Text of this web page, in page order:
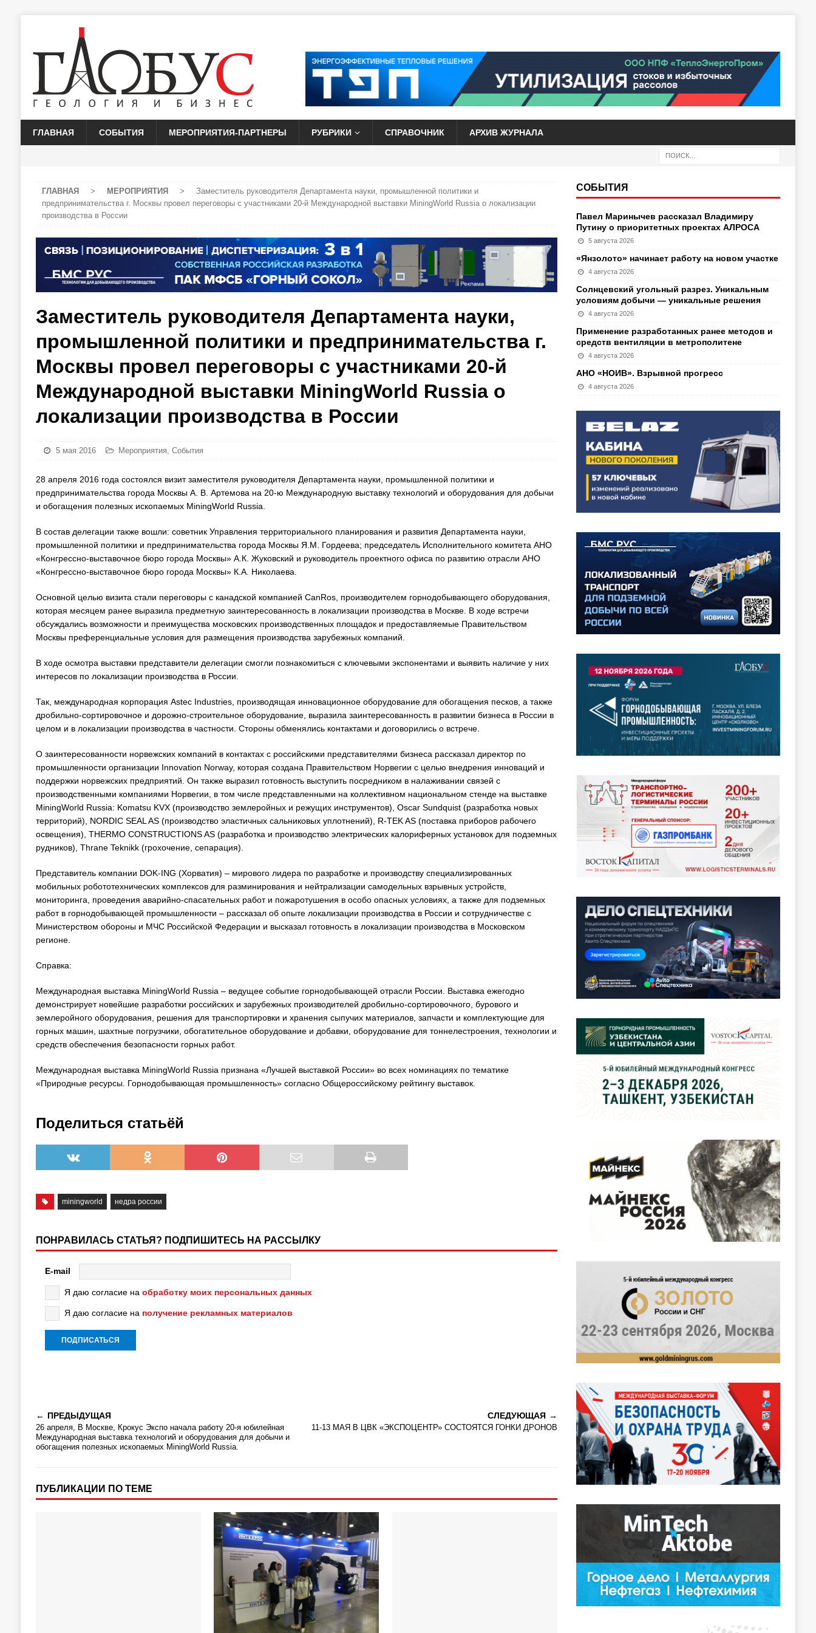
ГЛАВНАЯ СОБЫТИЯ МЕРОПРИЯТИЯ-ПАРТНЕРЫ РУБРИКИ СПРАВОЧНИК АРХИВ ЖУРНАЛА
ГЛАВНАЯ > МЕРОПРИЯТИЯ >
Заместитель руководителя Департамента науки, промышленной политики и
предпринимательства г. Москвы провел переговоры с участниками 20-й Международной выставки MiningWorld Russia о локализации
производства в России
Заместитель руководителя Департамента науки,
промышленной политики и предпринимательства г.
Москвы провел переговоры с участниками 20-й
Международной выставки MiningWorld Russia о
локализации производства в России
5 мая 2016 Мероприятия, События
28 апреля 2016 года состоялся визит заместителя руководителя Департамента науки, промышленной политики и
предпринимательства города Москвы А. В. Артемова на 20-ю Международную выставку технологий и оборудования для добычи
и обогащения полезных ископаемых MiningWorld Russia.
В состав делегации также вошли: советник Управления территориального планирования и развития Департамента науки,
промышленной политики и предпринимательства города Москвы Я.М. Гордеева; председатель Исполнительного комитета АНО
«Конгрессно-выставочное бюро города Москвы» А.К. Жуковский и руководитель проектного офиса по развитию отрасли АНО
«Конгрессно-выставочное бюро города Москвы» К.А. Николаева.
Основной целью визита стали переговоры с канадской компанией CanRos, производителем горнодобывающего оборудования,
которая месяцем ранее выразила предметную заинтересованность в локализации производства в Москве. В ходе встречи
обсуждались возможности и преимущества московских производственных площадок и предоставляемые Правительством
Москвы преференциальные условия для размещения производства зарубежных компаний.
В ходе осмотра выставки представители делегации смогли познакомиться с ключевыми экспонентами и выявить наличие у них
интересов по локализации производства в России.
Так, международная корпорация Astec Industries, производящая инновационное оборудование для обогащения песков, а также
дробильно-сортировочное и дорожно-строительное оборудование, выразила заинтересованность в развитии бизнеса в России в
целом и в локализации производства в частности. Стороны обменялись контактами и договорились о встрече.
О заинтересованности норвежских компаний в контактах с российскими представителями бизнеса рассказал директор по
промышленности организации Innovation Norway, которая создана Правительством Норвегии с целью внедрения инноваций и
поддержки норвежских предприятий. Он также выразил готовность выступить посредником в налаживании связей с
производственными компаниями Норвегии, в том числе представленными на коллективном национальном стенде на выставке
MiningWorld Russia: Komatsu KVX (производство землеройных и режущих инструментов), Oscar Sundquist (разработка новых
территорий), NORDIC SEAL AS (производство эластичных сальниковых уплотнений), R-TEK AS (поставка приборов рабочего
освещения), THERMO CONSTRUCTIONS AS (разработка и производство электрических калориферных установок для подземных
рудников), Thrane Teknikk (грохочение, сепарация).
Представитель компании DOK-ING (Хорватия) – мирового лидера по разработке и производству специализированных
мобильных робототехнических комплексов для разминирования и нейтрализации самодельных взрывных устройств,
мониторинга, проведения аварийно-спасательных работ и пожаротушения в особо опасных условиях, а также для подземных
работ в горнодобывающей промышленности – рассказал об опыте локализации производства в России и сотрудничестве с
Министерством обороны и МЧС Российской Федерации и высказал готовность в локализации производства в Московском
регионе.
Справка:
Международная выставка MiningWorld Russia – ведущее событие горнодобывающей отрасли России. Выставка ежегодно
демонстрирует новейшие разработки российских и зарубежных производителей дробильно-cортировочного, бурового и
землеройного оборудования, решения для транспортировки и хранения сыпучих материалов, запчасти и комплектующие для
горных машин, шахтные погрузчики, обогатительное оборудование и добавки, оборудование для тоннелестроения, технологии и
средств обеспечения безопасности горных работ.
Международная выставка MiningWorld Russia признана «Лучшей выставкой России» во всех номинациях по тематике
«Природные ресурсы. Горнодобывающая промышленность» согласно Общероссийскому рейтингу выставок.
Поделиться статьёй
miningworld недра россии
ПОНРАВИЛАСЬ СТАТЬЯ? ПОДПИШИТЕСЬ НА РАССЫЛКУ
E-mail
Я даю согласие на обработку моих персональных данных
Я даю согласие на получение рекламных материалов
ПРЕДЫДУЩАЯ
26 апреля, В Москве, Крокус Экспо начала работу 20-я юбилейная
Международная выставка технологий и оборудования для добычи и
обогащения полезных ископаемых MiningWorld Russia.
СЛЕДУЮЩАЯ
11-13 МАЯ В ЦВК «ЭКСПОЦЕНТР» СОСТОЯТСЯ ГОНКИ ДРОНОВ
ПУБЛИКАЦИИ ПО ТЕМЕ
СОБЫТИЯ
Павел Маринычев рассказал Владимиру
Путину о приоритетных проектах АЛРОСА
5 августа 2026
«Янзолото» начинает работу на новом участке
4 августа 2026
Солнцевский угольный разрез. Уникальным
условиям добычи — уникальные решения
4 августа 2026
Применение разработанных ранее методов и
средств вентиляции в метрополитене
4 августа 2026
АНО «НОИВ». Взрывной прогресс
4 августа 2026